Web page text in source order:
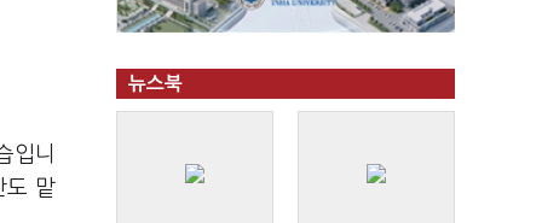
입니
도 맡
뉴스북